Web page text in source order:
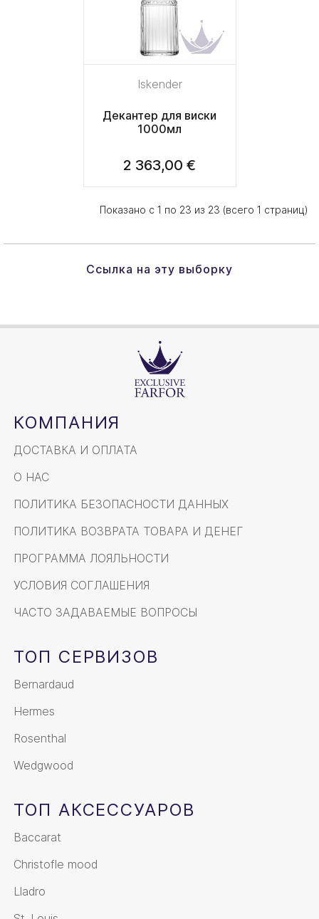
Iskender
Декантер для виски
1000мл
2 363,00 €
Показано с 1 по 23 из 23 (всего 1 страниц)
Ссылка на эту выборку
КОМПАНИЯ
ДОСТАВКА И ОПЛАТА
О НАС
ПОЛИТИКА БЕЗОПАСНОСТИ ДАННЫХ
ПОЛИТИКА ВОЗВРАТА ТОВАРА И ДЕНЕГ
ПРОГРАММА ЛОЯЛЬНОСТИ
УСЛОВИЯ СОГЛАШЕНИЯ
ЧАСТО ЗАДАВАЕМЫЕ ВОПРОСЫ
ТОП СЕРВИЗОВ
Bernardaud
Hermes
Rosenthal
Wedgwood
ТОП АКСЕССУАРОВ
Baccarat
Christofle mood
Lladro